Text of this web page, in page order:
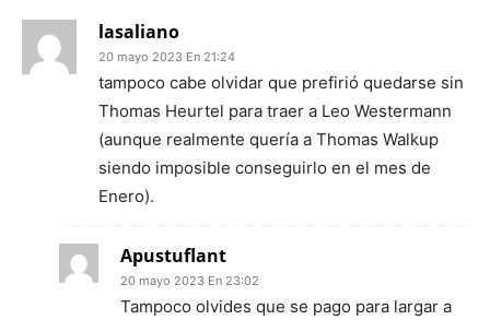
lasaliano
20 mayo 2023 En 21:24
tampoco cabe olvidar que prefirió quedarse sin
Thomas Heurtel para traer a Leo Westermann
(aunque realmente quería a Thomas Walkup
siendo imposible conseguirlo en el mes de
Enero).
Apustuflant
20 mayo 2023 En 23:02
Tampoco olvides que se pago para largar a